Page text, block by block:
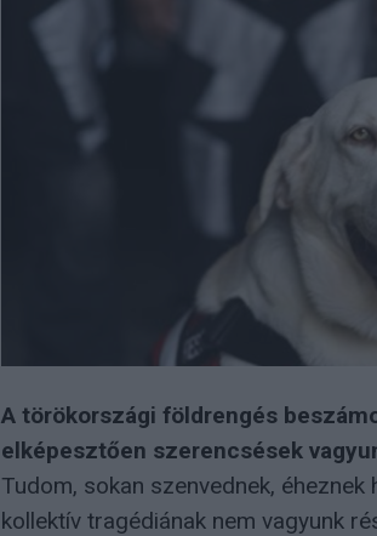
A törökországi földrengés
elképesztően szerencsések
Tudom, sokan szenvednek,
kollektív tragédiának nem vagyunk